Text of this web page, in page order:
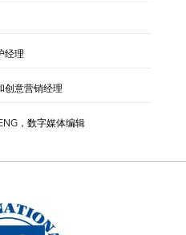
经理
创意营销经理
，数字媒体编辑